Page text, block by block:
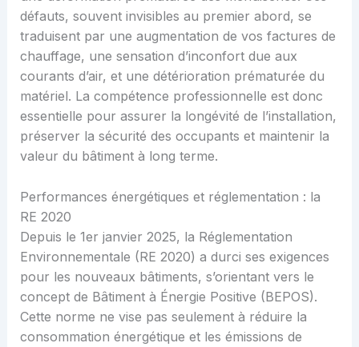
défauts, souvent invisibles au premier abord, se
traduisent par une augmentation de vos factures de
chauffage, une sensation d’inconfort due aux
courants d’air, et une détérioration prématurée du
matériel. La compétence professionnelle est donc
essentielle pour assurer la longévité de l’installation,
préserver la sécurité des occupants et maintenir la
valeur du bâtiment à long terme.
Performances énergétiques et réglementation : la
RE 2020
Depuis le 1er janvier 2025, la Réglementation
Environnementale (RE 2020) a durci ses exigences
pour les nouveaux bâtiments, s’orientant vers le
concept de Bâtiment à Énergie Positive (BEPOS).
Cette norme ne vise pas seulement à réduire la
consommation énergétique et les émissions de